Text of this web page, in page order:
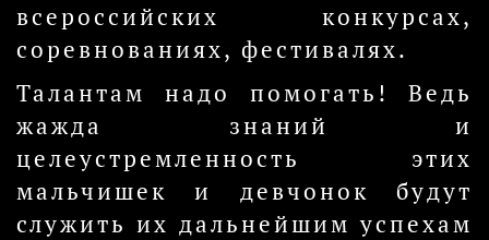
всероссийских конкурсах,
соревнованиях, фестивалях.
Талантам надо помогать! Ведь
жажда знаний и
целеустремленность этих
мальчишек и девчонок будут
служить их дальнейшим успехам